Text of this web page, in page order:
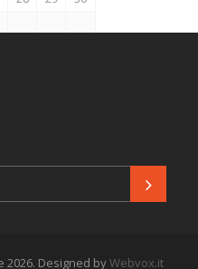
2026. Designed byWebvox.it